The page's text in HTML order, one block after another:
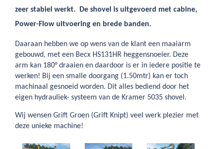
zeer stabiel werkt. De shovel is uitgevoerd met cabine,
Power-Flow uitvoering en brede banden.
Daaraan hebben we op wens van de klant een maaiarm
gebouwd, met een Becx HS131HR heggensnoeier. Deze
arm kan 180° draaien en daardoor is er in iedere positie te
werken! Bij een smalle doorgang (1.50mtr) kan er toch
machinaal gesnoeid worden. Dit alles bediend door het
eigen hydrauliek- systeem van de Kramer 5035 shovel.
Wij wensen Grift Groen (Grift Knipt) veel werk plezier met
deze unieke machine!